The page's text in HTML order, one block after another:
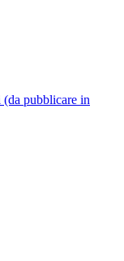
pubblicare in